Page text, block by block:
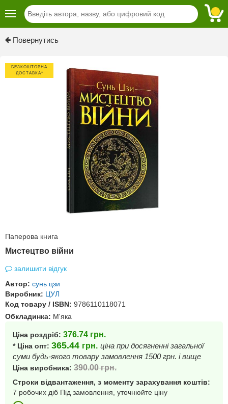
Повернутись
БЕЗКОШТОВНА
ДОСТАВКА*
Паперова книга
Мистецтво війни
залишити відгук
Автор: сунь цзи
Виробник: ЦУЛ
Код товару / ISBN: 9786110118071
Обкладинка: М'яка
Ціна роздріб: 376.74 грн.
* Ціна опт: 365.44 грн. ціна при досягненні загальної
суми будь-якого товару замовлення 1500 грн. і вище
Ціна виробника: 390.00грн.
Строки відвантаження, з моменту зарахування коштів:
7 робочих діб Під замовлення, уточнюйте ціну